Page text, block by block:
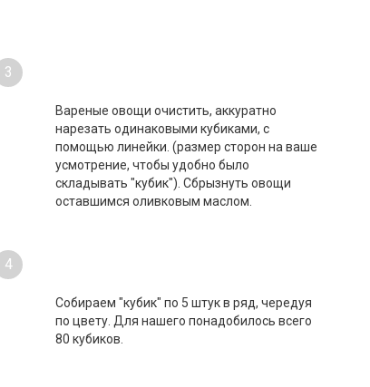
3
4
Вареные овощи очистить, аккуратно
нарезать одинаковыми кубиками, с
помощью линейки. (размер сторон на ваше
усмотрение, чтобы удобно было
складывать "кубик"). Сбрызнуть овощи
оставшимся оливковым маслом.
Собираем "кубик" по 5 штук в ряд, чередуя
по цвету. Для нашего понадобилось всего
80 кубиков.